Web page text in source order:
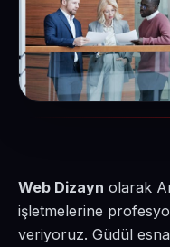
Web Dizayn olarak
işletmelerine
veriyoruz. Güdül